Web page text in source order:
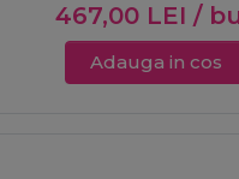
467,00 LEI /
Adauga in cos